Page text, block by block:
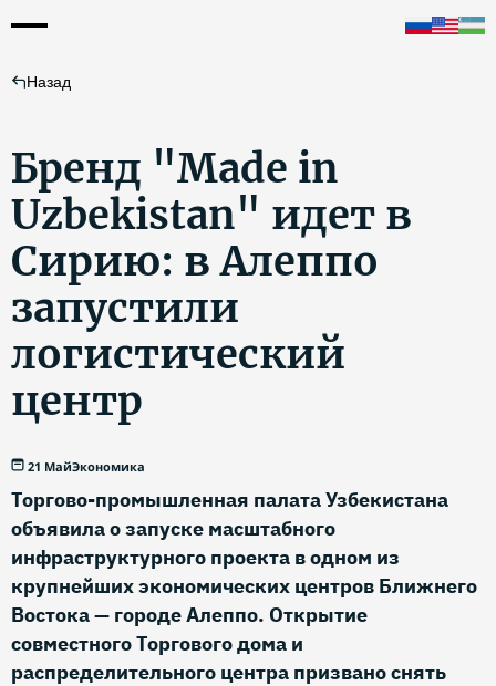
Назад
Бренд "Made in
Uzbekistan" идет в
Сирию: в Алеппо
запустили
логистический
центр
21 МайЭкономика
Торгово-промышленная палата Узбекистана
объявила о запуске масштабного
инфраструктурного проекта в одном из
крупнейших экономических центров Ближнего
Востока — городе Алеппо. Открытие
совместного Торгового дома и
распределительного центра призвано снять